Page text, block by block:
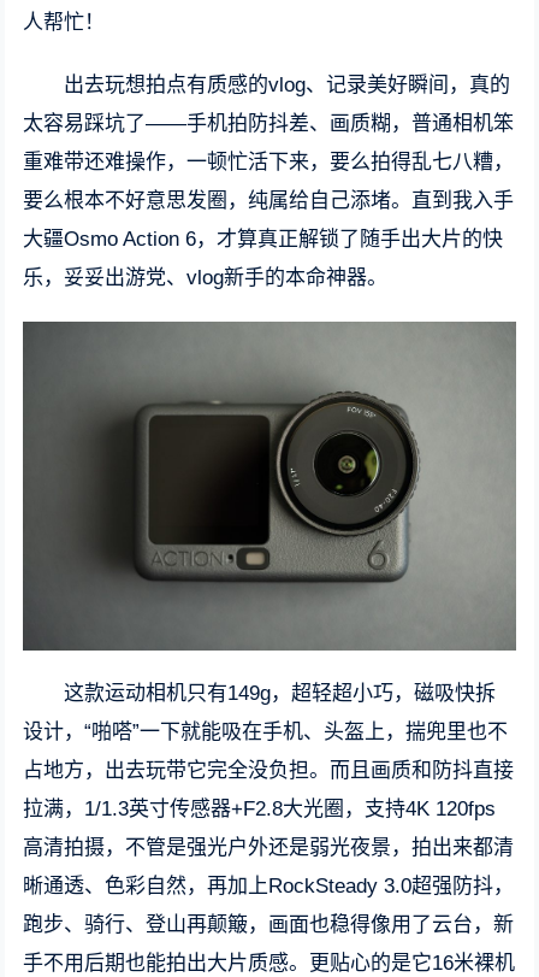
人帮忙！
出去玩想拍点有质感的vlog、记录美好瞬间，真的
太容易踩坑了——手机拍防抖差、画质糊，普通相机笨
重难带还难操作，一顿忙活下来，要么拍得乱七八糟，
要么根本不好意思发圈，纯属给自己添堵。直到我入手
大疆Osmo Action 6，才算真正解锁了随手出大片的快
乐，妥妥出游党、vlog新手的本命神器。
这款运动相机只有149g，超轻超小巧，磁吸快拆
设计，“啪嗒”一下就能吸在手机、头盔上，揣兜里也不
占地方，出去玩带它完全没负担。而且画质和防抖直接
拉满，1/1.3英寸传感器+F2.8大光圈，支持4K 120fps
高清拍摄，不管是强光户外还是弱光夜景，拍出来都清
晰通透、色彩自然，再加上RockSteady 3.0超强防抖，
跑步、骑行、登山再颠簸，画面也稳得像用了云台，新
手不用后期也能拍出大片质感。更贴心的是它16米裸机